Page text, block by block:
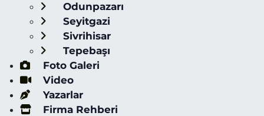
Odunpazarı
Seyitgazi
Sivrihisar
Tepebaşı
Foto Galeri
Video
Yazarlar
Firma Rehberi